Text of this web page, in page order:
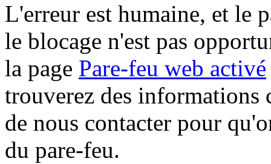
L'erreur est humaine, et le
le blocage n'est pas
la page Pare-feu web activé
trouverez des informations
de nous contacter pour
du pare-feu.